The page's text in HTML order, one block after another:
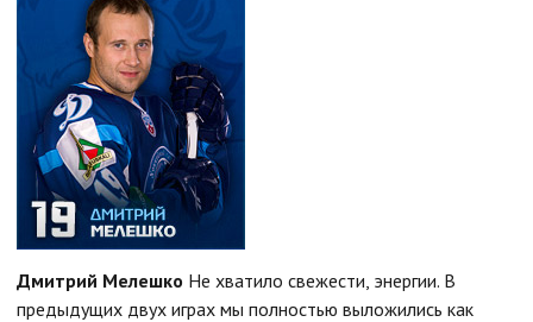
Дмитрий Мелешко Не хватило свежести, энергии. В
предыдущих двух играх мы полностью выложились как